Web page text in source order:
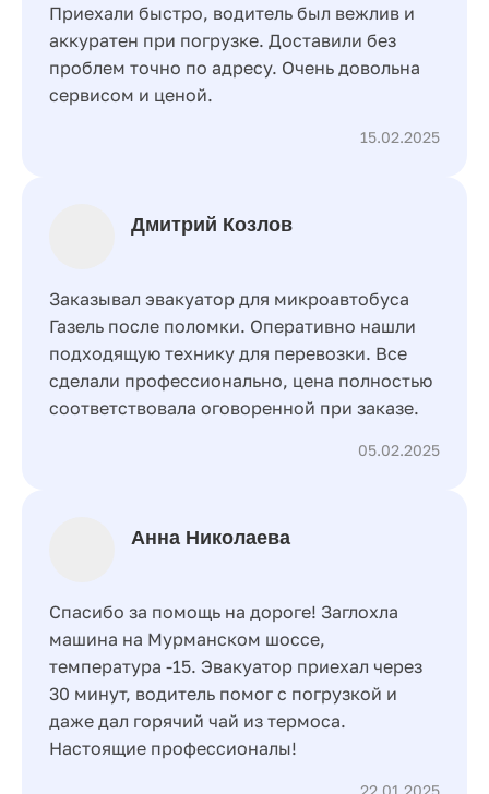
Приехали быстро, водитель был вежлив и
аккуратен при погрузке. Доставили без
проблем точно по адресу. Очень довольна
сервисом и ценой.
15.02.2025
Дмитрий Козлов
Заказывал эвакуатор для микроавтобуса
Газель после поломки. Оперативно нашли
подходящую технику для перевозки. Все
сделали профессионально, цена полностью
соответствовала оговоренной при заказе.
05.02.2025
Анна Николаева
Спасибо за помощь на дороге! Заглохла
машина на Мурманском шоссе,
температура -15. Эвакуатор приехал через
30 минут, водитель помог с погрузкой и
даже дал горячий чай из термоса.
Настоящие профессионалы!
22.01.2025